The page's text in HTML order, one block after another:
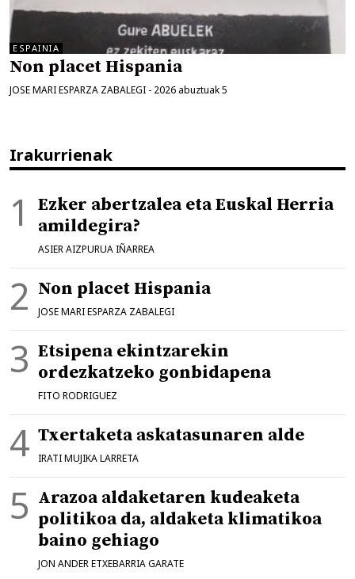
ESPAINIA
Non placet Hispania
JOSE MARI ESPARZA ZABALEGI - 2026 abuztuak 5
Irakurrienak
Ezker abertzalea eta Euskal Herria
amildegira?
ASIER AIZPURUA IÑARREA
Non placet Hispania
JOSE MARI ESPARZA ZABALEGI
Etsipena ekintzarekin
ordezkatzeko gonbidapena
FITO RODRIGUEZ
Txertaketa askatasunaren alde
IRATI MUJIKA LARRETA
Arazoa aldaketaren kudeaketa
politikoa da, aldaketa klimatikoa
baino gehiago
JON ANDER ETXEBARRIA GARATE